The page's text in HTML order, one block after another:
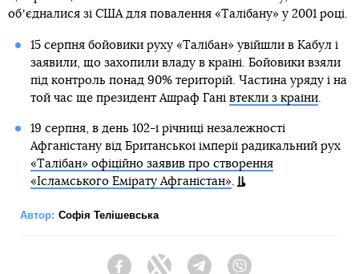
обʼєдналися зі США для повалення «Талібану» у 2001 році.
15 серпня бойовики руху «Талібан» увійшли в Кабул і
заявили, що захопили владу в країні. Бойовики взяли
під контроль понад 90% територій. Частина уряду і на
той час ще президент Ашраф Гані втекли з країни.
19 серпня, в день 102-ї річниці незалежності
Афганістану від Британської імперії радикальний рух
«Талібан» офіційно заявив про створення
«Ісламського Емірату Афганістан».
Автор: Софія Телішевська